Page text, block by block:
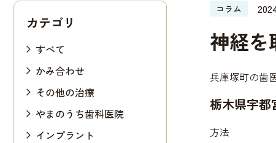
コラム
神経を
兵庫塚町の歯
栃木県宇都
方法
カテゴリ
すべて
かみ合わせ
その他の治療
やまのうち歯科医院
インプラント